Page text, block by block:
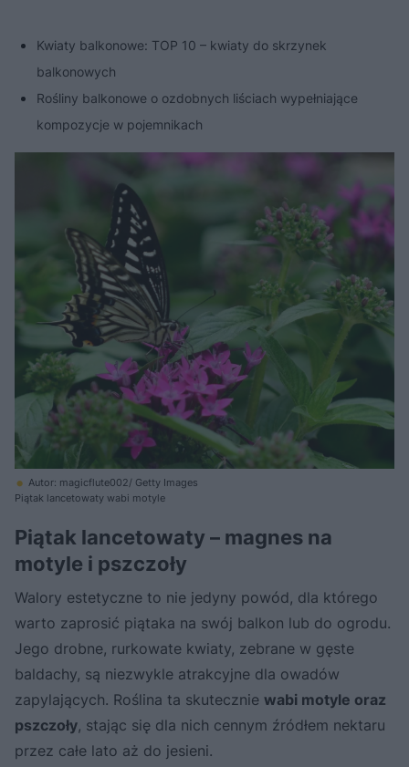
Kwiaty balkonowe: TOP 10 – kwiaty do skrzynek
balkonowych
Rośliny balkonowe o ozdobnych liściach wypełniające
kompozycje w pojemnikach
Autor: magicflute002/ Getty Images
Piątak lancetowaty wabi motyle
Piątak lancetowaty – magnes na
motyle i pszczoły
Walory estetyczne to nie jedyny powód, dla którego
warto zaprosić piątaka na swój balkon lub do ogrodu.
Jego drobne, rurkowate kwiaty, zebrane w gęste
baldachy, są niezwykle atrakcyjne dla owadów
zapylających. Roślina ta skutecznie wabi motyle oraz
pszczoły, stając się dla nich cennym źródłem nektaru
przez całe lato aż do jesieni.